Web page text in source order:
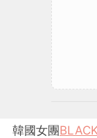
韓國女團